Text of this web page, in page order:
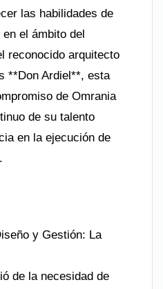
las habilidades de
el ámbito del
reconocido arquitecto
**Don Ardiel**, esta
de Omrania
de su talento
en la ejecución de
y Gestión: La
de la necesidad de